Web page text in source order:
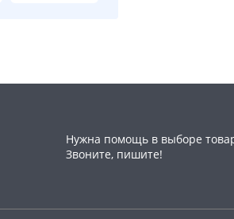
Нужна помощь в выборе
Звоните, пишите!